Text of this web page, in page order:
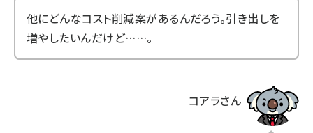
他にどんなコスト削減案があるんだろう。引き出しを
増やしたいんだけど……。
コアラさん